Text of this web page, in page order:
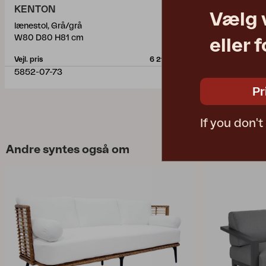
KENTON
lænestol, Grå/grå
W80 D80 H81 cm
Vejl. pris 6 215 DKK
5852-07-73
sofabord,
Ø70 H41 cm
Andre syntes også om
Vælg
eller
If you